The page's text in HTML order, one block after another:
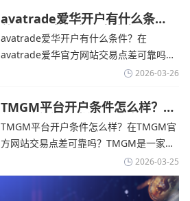
TMGM官网交易资讯了解，伊朗外交部长
表示，尽管德黑兰高级官员正在审查美国
结束战争的提议
avatrade爱华开户有什么条
件？亚洲市场交易喜忧参半-
avatrade爱华官网
avatrade爱华开户有什么条件？在
avatrade爱华官方网站交易点差可靠吗？‌‌‌
avatrade爱华平台的新手可以用很小的成
标准的MT4、MT5，以及自研的
AvaTradeGO和AvaOptions。通过
avatrade爱华官网交易资讯了解，据伊朗
2026-03-26
TMGM平台开户条件怎么样？美
伊和谈传闻引发油价暴跌-
TMGM官网
TMGM平台开户条件怎么样？在TMGM官
方网站交易点差可靠吗？‌‌‌TMGM是一家交
易成本极低、产品极其丰富、ASIC监管
+千万保险加持的全球知名经纪商，特别适
合活跃交易者和股票CFD投资者。通过
2026-03-25